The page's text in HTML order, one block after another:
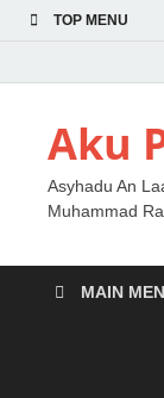
TOP MENU
Aku
Asyhadu An
Muhammad
MAIN